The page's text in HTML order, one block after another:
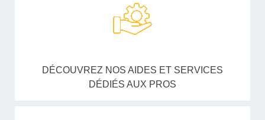
DÉCOUVREZ NOS AIDES ET SERVICES
DÉDIÉS AUX PROS